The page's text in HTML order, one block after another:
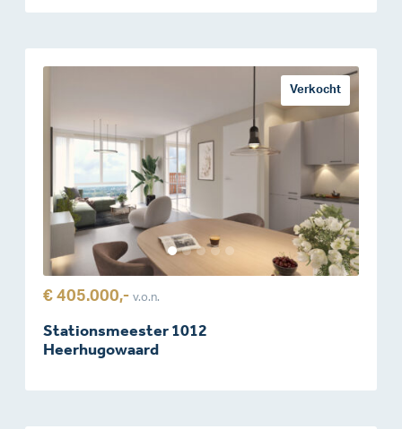
Verkocht
€ 405.000,- v.o.n.
Stationsmeester 1012
Heerhugowaard